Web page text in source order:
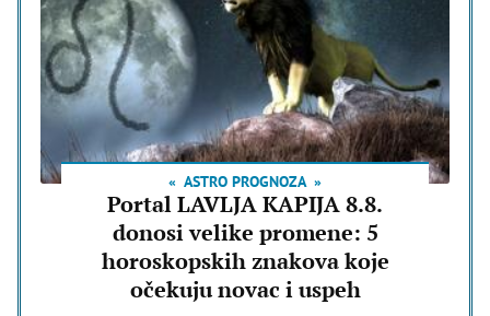
ASTRO PROGNOZA
Portal LAVLJA KAPIJA 8.8.
donosi velike promene: 5
horoskopskih znakova koje
očekuju novac i uspeh